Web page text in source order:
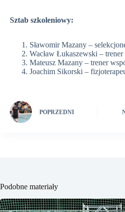
Sztab szkoleniowy:
Sławomir Mazany –
Wacław Łukaszewski – trener
Mateusz Mazany – trener
Joachim Sikorski –
POPRZEDNI
Podobne materiały